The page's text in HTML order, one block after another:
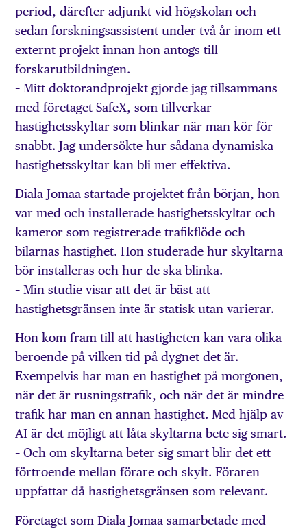
period, därefter adjunkt vid högskolan och
sedan forskningsassistent under två år inom ett
externt projekt innan hon antogs till
forskarutbildningen.
– Mitt doktorandprojekt gjorde jag tillsammans
med företaget SafeX, som tillverkar
hastighetsskyltar som blinkar när man kör för
snabbt. Jag undersökte hur sådana dynamiska
hastighetsskyltar kan bli mer effektiva.
Diala Jomaa startade projektet från början, hon
var med och installerade hastighetsskyltar och
kameror som registrerade trafikflöde och
bilarnas hastighet. Hon studerade hur skyltarna
bör installeras och hur de ska blinka.
– Min studie visar att det är bäst att
hastighetsgränsen inte är statisk utan varierar.
Hon kom fram till att hastigheten kan vara olika
beroende på vilken tid på dygnet det är.
Exempelvis har man en hastighet på morgonen,
när det är rusningstrafik, och när det är mindre
trafik har man en annan hastighet. Med hjälp av
AI är det möjligt att låta skyltarna bete sig smart.
– Och om skyltarna beter sig smart blir det ett
förtroende mellan förare och skylt. Föraren
uppfattar då hastighetsgränsen som relevant.
Företaget som Diala Jomaa samarbetade med